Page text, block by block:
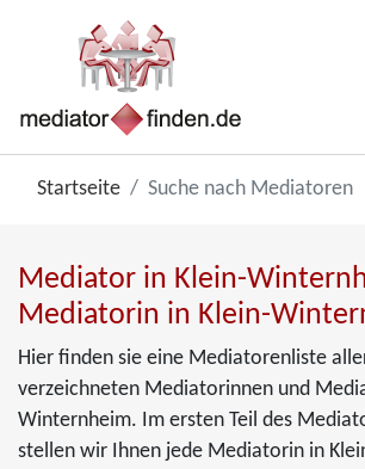
Startseite Suche nach Mediatoren
Mediator in Klein-
Mediatorin in Klein-
Hier finden sie eine Mediatorenliste
verzeichneten Mediatorinnen und
Winternheim. Im ersten Teil des
stellen wir Ihnen jede Mediatorin in